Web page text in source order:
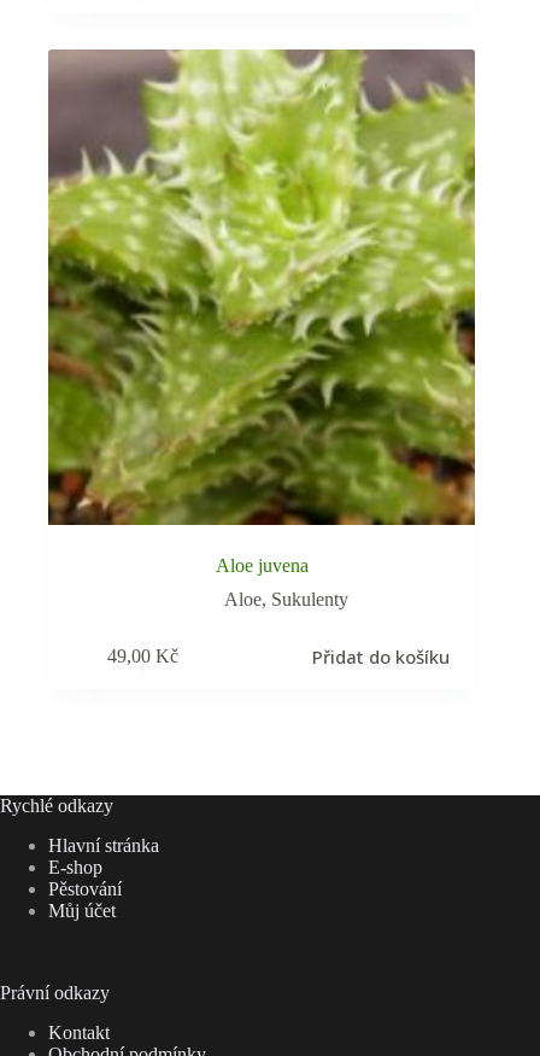
Aloe juvena
Aloe, Sukulenty
49,00Kč Přidat do košíku
Rychlé odkazy
Hlavní stránka
E-shop
Pěstování
Můj účet
Právní odkazy
Kontakt